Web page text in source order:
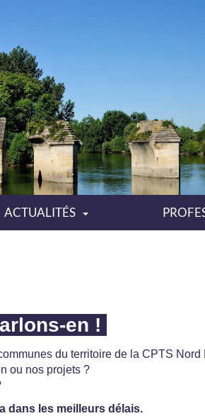
ACTUALITÉS
en !
du territoire de la CPTS Nord
ou nos projets ?
dans les meilleurs délais.